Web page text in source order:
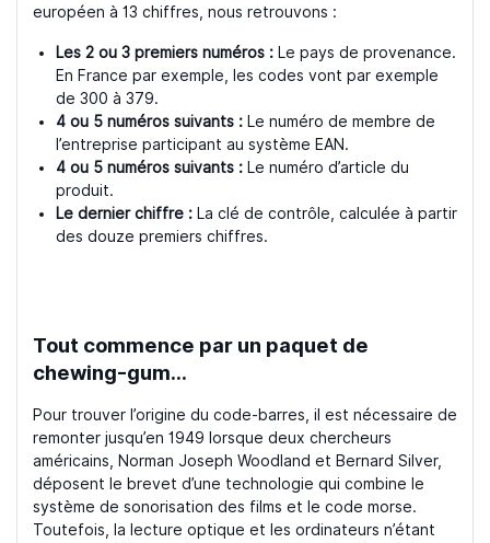
européen à 13 chiffres, nous retrouvons :
Les 2 ou 3 premiers numéros : Le pays de provenance.
En France par exemple, les codes vont par exemple
de 300 à 379.
4 ou 5 numéros suivants : Le numéro de membre de
l’entreprise participant au système EAN.
4 ou 5 numéros suivants : Le numéro d’article du
produit.
Le dernier chiffre : La clé de contrôle, calculée à partir
des douze premiers chiffres.
Tout commence par un paquet de
chewing-gum…
Pour trouver l’origine du code-barres, il est nécessaire de
remonter jusqu’en 1949 lorsque deux chercheurs
américains, Norman Joseph Woodland et Bernard Silver,
déposent le brevet d’une technologie qui combine le
système de sonorisation des films et le code morse.
Toutefois, la lecture optique et les ordinateurs n’étant